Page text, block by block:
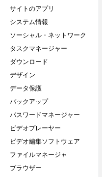
サイトのアプリ
システム情報
ソーシャル・ネットワーク
タスクマネージャー
ダウンロード
デザイン
データ保護
バックアップ
パスワードマネージャー
ビデオプレーヤー
ビデオ編集ソフトウェア
ファイルマネージャ
ブラウザー